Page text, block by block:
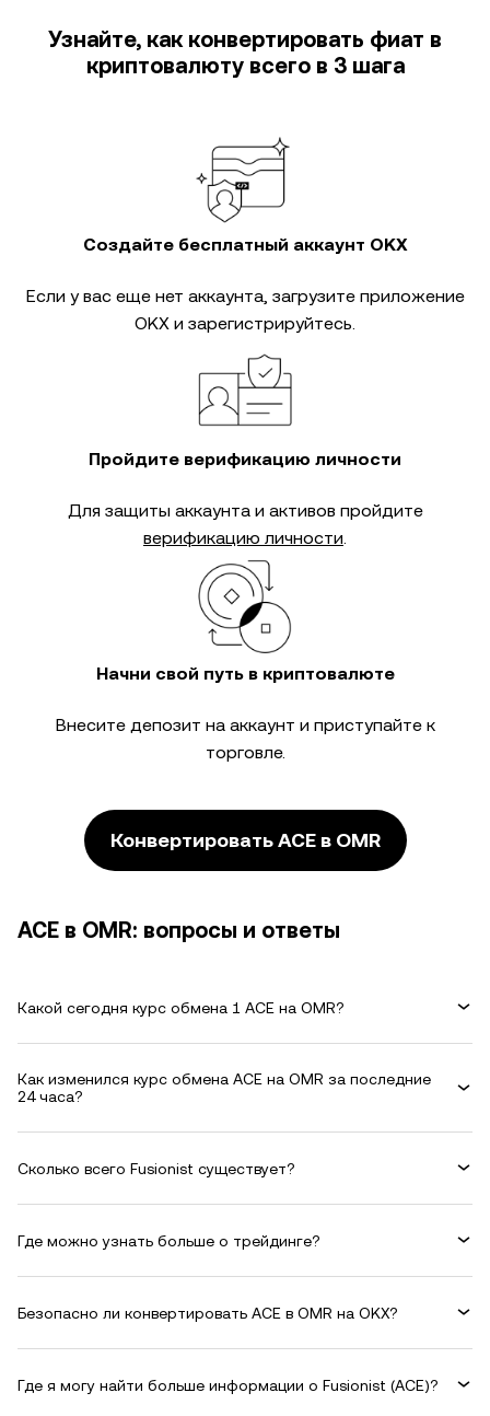
Узнайте, как конвертировать фиат в
криптовалюту всего в 3 шага
Создайте бесплатный аккаунт OKX
Если у вас еще нет аккаунта, загрузите приложение
OKX и зарегистрируйтесь.
Пройдите верификацию личности
Для защиты аккаунта и активов пройдите
верификацию личности.
Начни свой путь в криптовалюте
Внесите депозит на аккаунт и приступайте к
торговле.
Конвертировать ACE в OMR
ACE в OMR: вопросы и ответы
Какой сегодня курс обмена 1 ACE на OMR?
Как изменился курс обмена ACE на OMR за последние
24 часа?
Сколько всего Fusionist существует?
Где можно узнать больше о трейдинге?
Безопасно ли конвертировать ACE в OMR на OKX?
Где я могу найти больше информации о Fusionist (ACE)?